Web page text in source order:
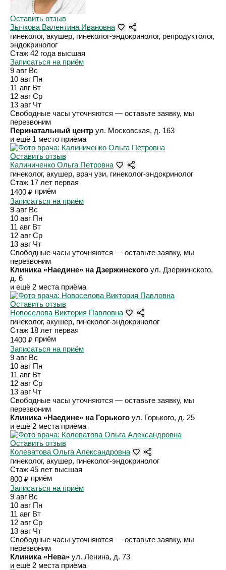
Оставить отзыв
Зычкова Валентина Ивановна
гинеколог, акушер, гинеколог-эндокринолог, репродуктолог,
эндокринолог
Стаж 42 года высшая
Записаться на приём
9 авг Вс
10 авг Пн
11 авг Вт
12 авг Ср
13 авг Чт
Свободные часы уточняются — оставьте заявку, мы
перезвоним
Перинатальный центр ул. Московская, д. 163
и ещё 1 место приёма
Оставить отзыв
Калиниченко Ольга Петровна
гинеколог, акушер, врач узи, гинеколог-эндокринолог
Стаж 17 лет первая
1400 ₽ приём
Записаться на приём
9 авг Вс
10 авг Пн
11 авг Вт
12 авг Ср
13 авг Чт
Свободные часы уточняются — оставьте заявку, мы
перезвоним
Клиника «Наедине» на Дзержинского ул. Дзержинского,
д. 6
и ещё 2 места приёма
Оставить отзыв
Новоселова Виктория Павловна
гинеколог, акушер, гинеколог-эндокринолог
Стаж 18 лет первая
1400 ₽ приём
Записаться на приём
9 авг Вс
10 авг Пн
11 авг Вт
12 авг Ср
13 авг Чт
Свободные часы уточняются — оставьте заявку, мы
перезвоним
Клиника «Наедине» на Горького ул. Горького, д. 25
и ещё 2 места приёма
Оставить отзыв
Колеватова Ольга Александровна
гинеколог, акушер, гинеколог-эндокринолог
Стаж 45 лет высшая
800 ₽ приём
Записаться на приём
9 авг Вс
10 авг Пн
11 авг Вт
12 авг Ср
13 авг Чт
Свободные часы уточняются — оставьте заявку, мы
перезвоним
Клиника «Нева» ул. Ленина, д. 73
и ещё 2 места приёма